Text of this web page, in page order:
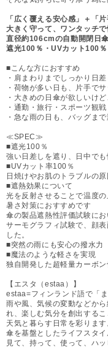
「広く覆える安心感」＋「
大きく守って、ワンタッチで
直径約106cmの自動開閉日傘
遮光100％・UVカット100％
■こんな方におすすめ
・肩まわりまでしっかり日
・荷物が多い日も、片手で
・大きめの日傘が欲しいけ
・通勤・旅行・スポーツ観
・急な雨の日も、バッグま
≪SPEC≫
■遮光100％
強い日差しを遮り、日中で
■UVカット率100％
日焼けやお肌のトラブルの
■遮熱効果について
光を反射させることで温度
暑さ対策におすすめです
傘の製品遮熱性評価試験に
サーモグラフィ試験で、顔
した。
■突然の雨にも安心の撥水力
■魔法のような軽さを実現
独自開発した超軽量カーボ
【エスタ（estaa）】
estaa=フィンランド語で「ま
雨や風、気候の変動などか
れ、楽しむ気分を創出するこ
天気と暮らす日常を彩ります
傘を基盤としたライフスタ
見て、持って、使って、ハ